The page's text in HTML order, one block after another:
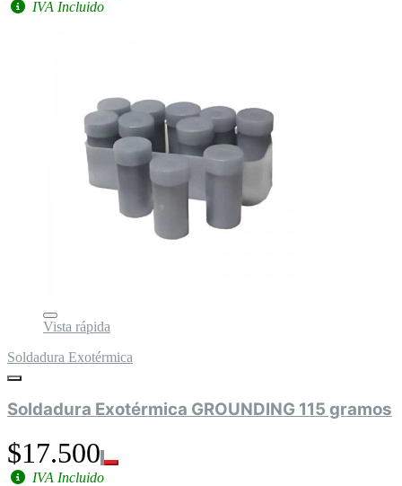
IVA Incluido
Vista rápida
Soldadura Exotérmica
Soldadura Exotérmica GROUNDING 115 gramos
$17.500
IVA Incluido